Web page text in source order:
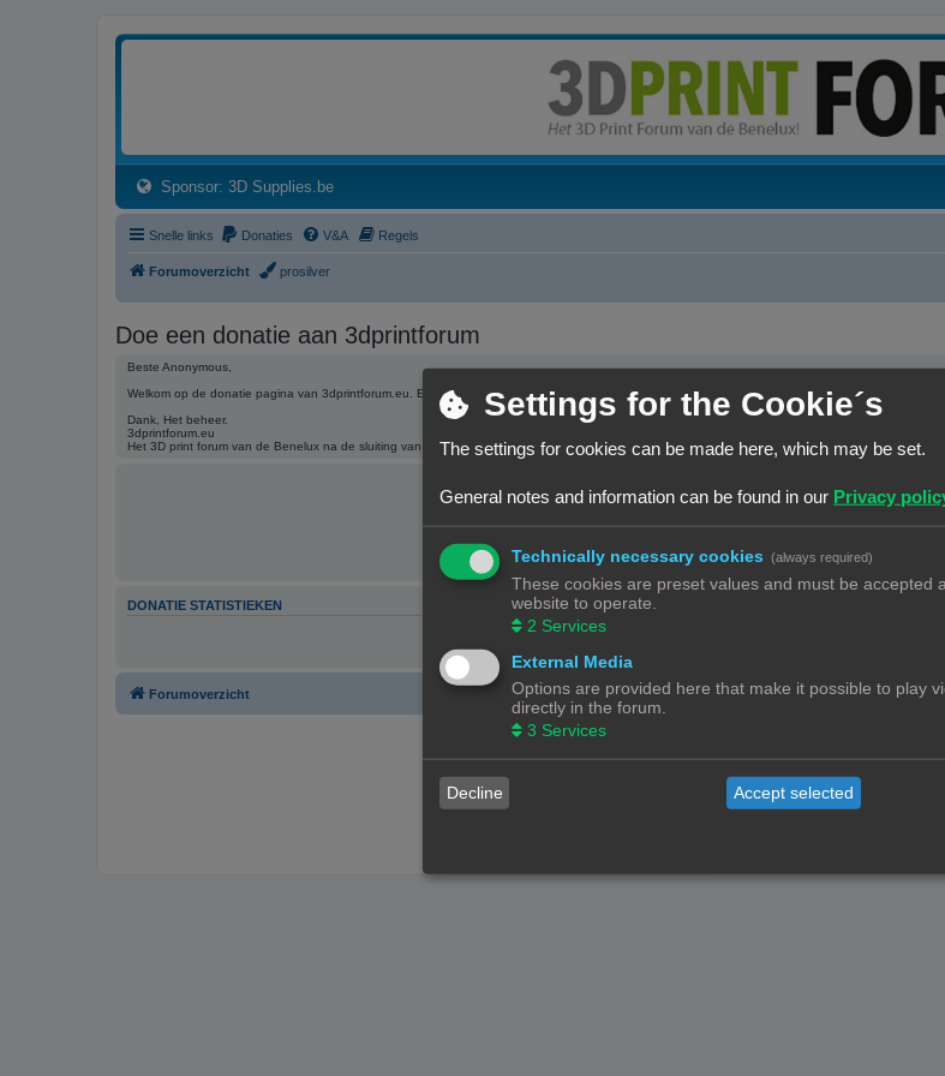
Sponsor: 3D Supplies.be(Opens a new tab)
Snelle links Donaties V&A Regels
Forumoverzicht prosilver
Doe een donatie aan 3dprintforum
Beste Anonymous,
Welkom op de donatie pagina van 3dprintforum.eu. Een donatie helpt het voortbestaan van het forum te garanderen. Ieder bedrag hoe klein ook
Dank, Het beheer.
3dprintforum.eu
Het 3D print forum van de Benelux na de sluiting van 3dprintforum.nl
DONATIE STATISTIEKEN
Forumoverzicht Contact
phpBB® Forum Software © phpBB
Nederlandse vertaling doorphpBB.nl
Settings for the Cookie´s
The settings for cookies can be made here, which may be set.
General notes and information can be found in our Privacy
Technically necessary cookies (always required)
These cookies are preset values and must be accepted
website to operate.
2 Services
External Media
Options are provided here that make it possible to play
directly in the forum.
3 Services
Decline Accept selected